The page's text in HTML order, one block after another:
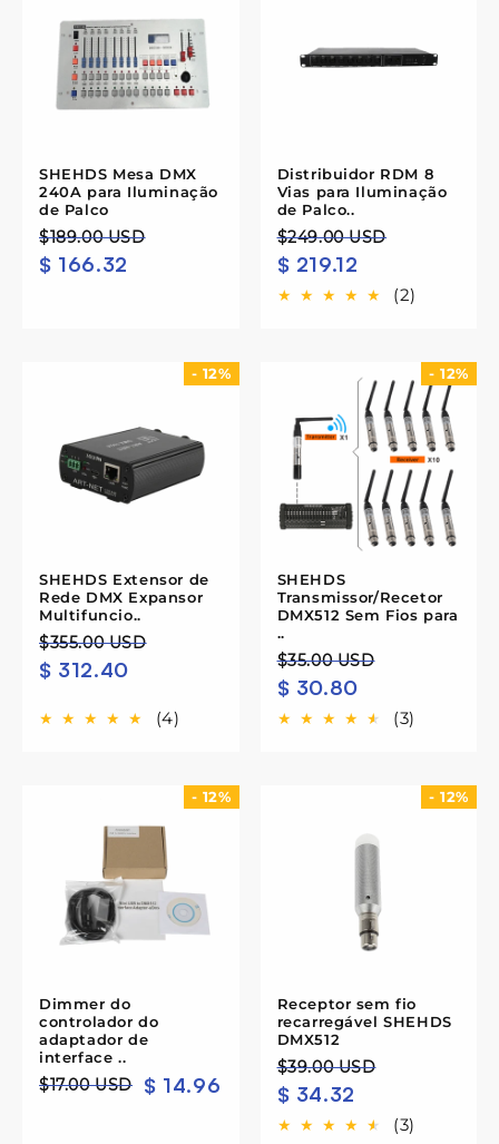
SHEHDS Mesa DMX
240A para Iluminação
de Palco
Preço
normal
$189.00 USD
Preço
de
$ 166.32
Distribuidor RDM 8
Vias para Iluminação
de Palco..
Preço
normal
$249.00 USD
Preço
de
saldo
$ 219.12
(2)
- 12%
SHEHDS Extensor de
Rede DMX Expansor
Multifuncio..
Preço
normal
$355.00 USD
Preço
de
$ 312.40
(4)
- 12%
SHEHDS
Transmissor/Recetor
DMX512 Sem Fios para
..
Preço
normal
$35.00 USD
Preço
de
saldo
$ 30.80
(3)
- 12%
Dimmer do
controlador do
adaptador de
interface ..
Preço
$17.00 USD
Preço
$ 14.96
- 12%
Receptor sem fio
recarregável SHEHDS
DMX512
Preço
normal
$39.00 USD
Preço
de
saldo
$ 34.32
(3)